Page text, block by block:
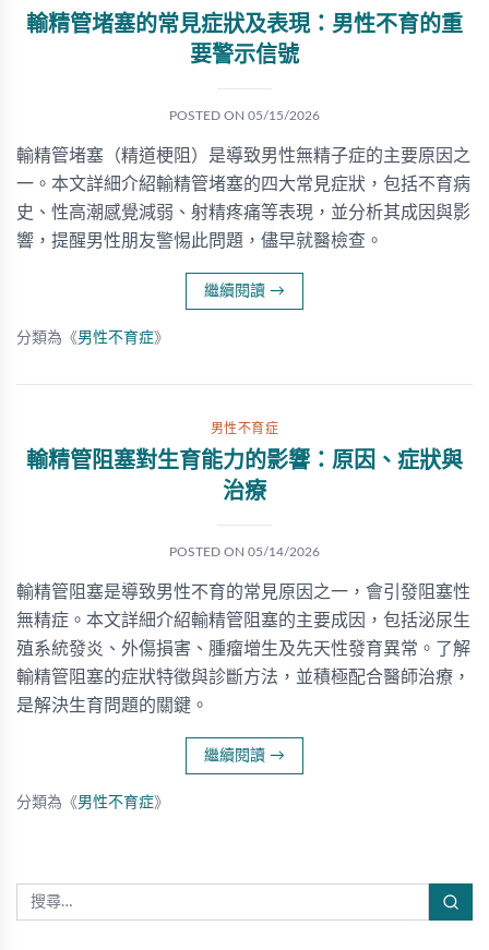
輸精管堵塞的常見症狀及表現：男性不育的重
要警示信號
POSTED ON 05/15/2026
輸精管堵塞（精道梗阻）是導致男性無精子症的主要原因之
一。本文詳細介紹輸精管堵塞的四大常見症狀，包括不育病
史、性高潮感覺減弱、射精疼痛等表現，並分析其成因與影
響，提醒男性朋友警惕此問題，儘早就醫檢查。
繼續閱讀 →
分類為《男性不育症》
男性不育症
輸精管阻塞對生育能力的影響：原因、症狀與
治療
POSTED ON 05/14/2026
輸精管阻塞是導致男性不育的常見原因之一，會引發阻塞性
無精症。本文詳細介紹輸精管阻塞的主要成因，包括泌尿生
殖系統發炎、外傷損害、腫瘤增生及先天性發育異常。了解
輸精管阻塞的症狀特徵與診斷方法，並積極配合醫師治療，
是解決生育問題的關鍵。
繼續閱讀 →
分類為《男性不育症》